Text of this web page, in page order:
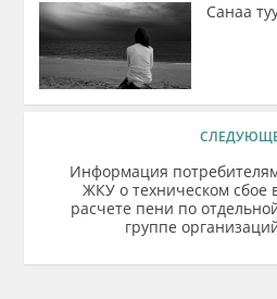
Санаа
Информация
ЖКУ о техническом сбое
расчете пени по
группе